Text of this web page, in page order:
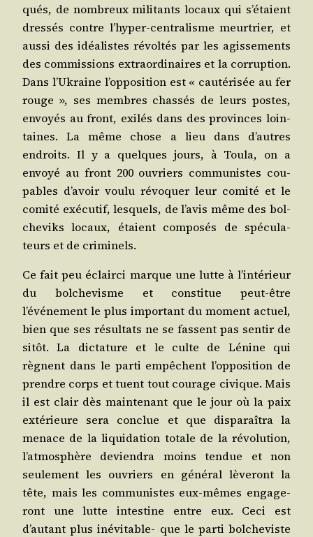
qués, de nom­breux mili­tants locaux qui s’étaient
dres­sés contre l’hyper-centralisme meur­trier, et
aus­si des idéa­listes révol­tés par les agis­se­ments
des com­mis­sions extra­or­di­naires et la cor­rup­tion.
Dans l’Ukraine l’opposition est « cau­té­ri­sée au fer
rouge », ses membres chas­sés de leurs postes,
envoyés au front, exi­lés dans des pro­vinces loin­
taines. La même chose a lieu dans d’autres
endroits. Il y a quelques jours, à Tou­la, on a
envoyé au front 200 ouvriers com­mu­nistes cou­
pables d’avoir vou­lu révo­quer leur comi­té et le
comi­té exé­cu­tif, les­quels, de l’avis même des bol­
che­viks locaux, étaient com­po­sés de spé­cu­la­
teurs et de criminels.
Ce fait peu éclair­ci marque une lutte à l’intérieur
du bol­che­visme et consti­tue peut-être
l’événement le plus impor­tant du moment actuel,
bien que ses résul­tats ne se fassent pas sen­tir de
sitôt. La dic­ta­ture et le culte de Lénine qui
règnent dans le par­ti empêchent l’opposition de
prendre corps et tuent tout cou­rage civique. Mais
il est clair dès main­te­nant que le jour où la paix
exté­rieure sera conclue et que dis­pa­raî­tra la
menace de la liqui­da­tion totale de la révo­lu­tion,
l’atmosphère devien­dra moins ten­due et non
seule­ment les ouvriers en géné­ral lève­ront la
tête, mais les com­mu­nistes eux-mêmes enga­ge­
ront une lutte intes­tine entre eux. Ceci est
d’autant plus inévi­table- que le par­ti bol­che­viste